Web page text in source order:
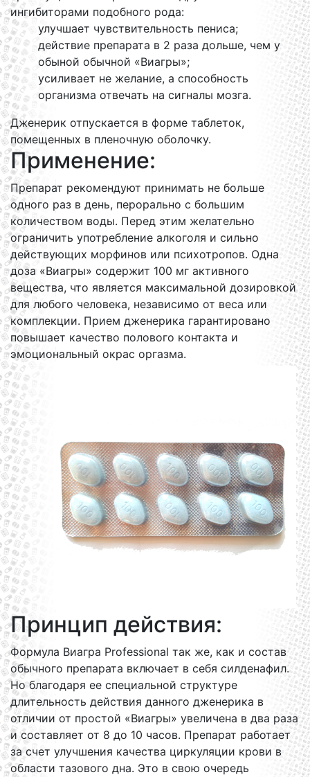
ингибиторами подобного рода:
улучшает чувствительность пениса;
действие препарата в 2 раза дольше, чем у
обыной обычной «Виагры»;
усиливает не желание, а способность
организма отвечать на сигналы мозга.
Дженерик отпускается в форме таблеток,
помещенных в пленочную оболочку.
Применение:
Препарат рекомендуют принимать не больше
одного раз в день, перорально с большим
количеством воды. Перед этим желательно
ограничить употребление алкоголя и сильно
действующих морфинов или психотропов. Одна
доза «Виагры» содержит 100 мг активного
вещества, что является максимальной дозировкой
для любого человека, независимо от веса или
комплекции. Прием дженерика гарантировано
повышает качество полового контакта и
эмоциональный окрас оргазма.
Принцип действия:
Формула Виагра Professional так же, как и состав
обычного препарата включает в себя силденафил.
Но благодаря ее специальной структуре
длительность действия данного дженерика в
отличии от простой «Виагры» увеличена в два раза
и составляет от 8 до 10 часов. Препарат работает
за счет улучшения качества циркуляции крови в
области тазового дна. Это в свою очередь